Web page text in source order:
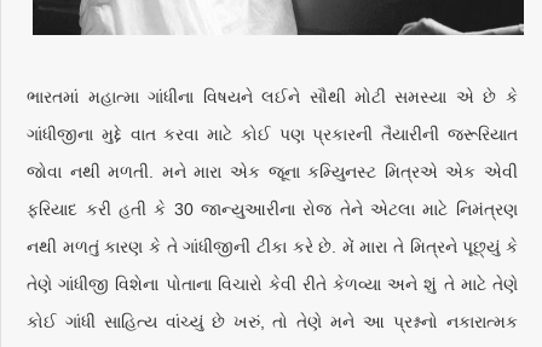
ભારતમાં મહાત્મા ગાંધીના વિષયને લઈને સૌથી મોટી સમસ્યા એ છે કે
ગાંધીજીના મુદ્દે વાત કરવા માટે કોઈ પણ પ્રકારની તૈયારીની જરૂરિયાત
જોવા નથી મળતી. મને મારા એક જૂના કમ્યુિનસ્ટ મિત્રએ એક એવી
ફરિયાદ કરી હતી કે 30 જાન્યુઆરીના રોજ તેને એટલા માટે નિમંત્રણ
નથી મળતું કારણ કે તે ગાંધીજીની ટીકા કરે છે. મેં મારા તે મિત્રને પૂછ્યું કે
તેણે ગાંધીજી વિશેના પોતાના વિચારો કેવી રીતે કેળવ્યા અને શું તે માટે તેણે
કોઈ ગાંધી સાહિત્ય વાંચ્યું છે ખરું, તો તેણે મને આ પ્રશ્નનો નકારાત્મક